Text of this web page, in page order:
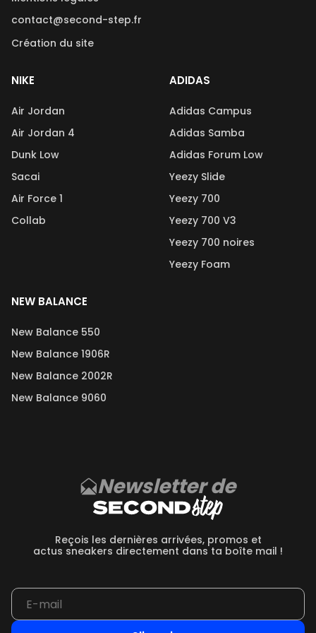
contact@second-step.fr
Création du site
NIKE
Air Jordan
Air Jordan 4
Dunk Low
Sacai
Air Force 1
Collab
ADIDAS
Adidas Campus
Adidas Samba
Adidas Forum Low
Yeezy Slide
Yeezy 700
Yeezy 700 V3
Yeezy 700 noires
Yeezy Foam
NEW BALANCE
New Balance 550
New Balance 1906R
New Balance 2002R
New Balance 9060
Newsletter de
Reçois les dernières arrivées, promos et
actus sneakers directement dans ta boîte mail !